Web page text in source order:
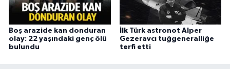
Boş arazide kan donduran
olay: 22 yaşındaki genç ölü
bulundu
İlk Türk astronot Alper
Gezeravcı tuğgeneralliğe
terfi etti